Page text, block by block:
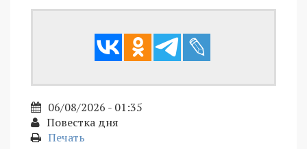
06/08/2026 - 01:35
Повестка дня
Печать